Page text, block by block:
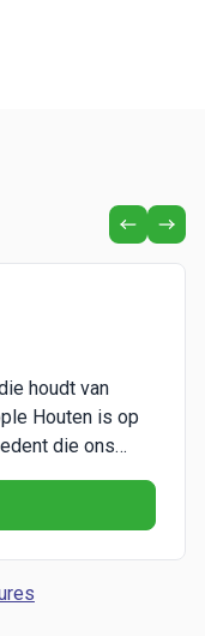
houdt van
Houten is op
die ons
én
Klinkt dat
Over het